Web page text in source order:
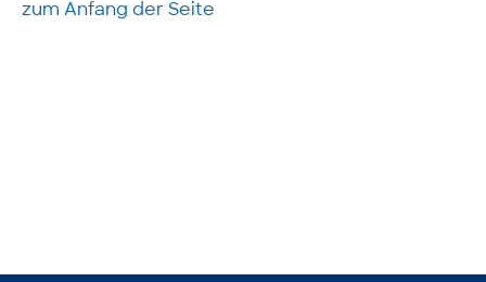
zum Anfang der Seite